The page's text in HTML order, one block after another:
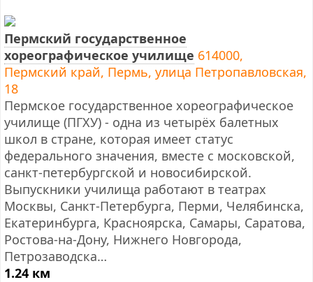
Пермский государственное
хореографическое училище 614000,
Пермский край, Пермь, улица Петропавловская,
18
Пермское государственное хореографическое
училище (ПГХУ) - одна из четырёх балетных
школ в стране, которая имеет статус
федерального значения, вместе с московской,
санкт-петербургской и новосибирской.
Выпускники училища работают в театрах
Москвы, Санкт-Петербурга, Перми, Челябинска,
Екатеринбурга, Красноярска, Самары, Саратова,
Ростова-на-Дону, Нижнего Новгорода,
Петрозаводска…
1.24 км